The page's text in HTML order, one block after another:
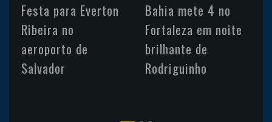
Festa para Everton
Ribeira no
aeroporto de
Salvador
Bahia mete 4 no
Fortaleza em noite
brilhante de
Rodriguinho